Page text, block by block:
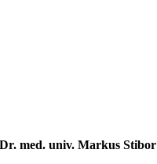
Dr. med. univ. Markus Stibor